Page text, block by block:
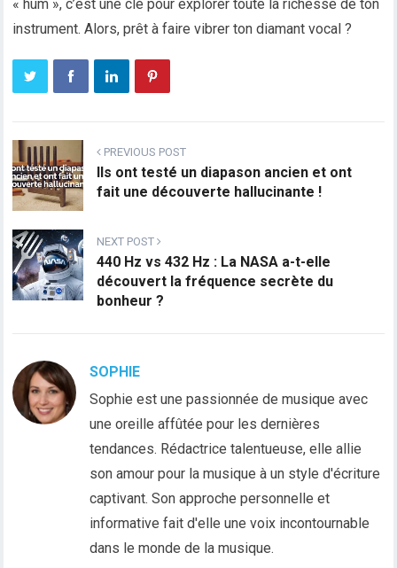
« hum », c’est une clé pour explorer toute la richesse de ton
instrument. Alors, prêt à faire vibrer ton diamant vocal ?
PREVIOUS POST
Ils ont testé un diapason ancien et ont
fait une découverte hallucinante !
NEXT POST
440 Hz vs 432 Hz : La NASA a-t-elle
découvert la fréquence secrète du
bonheur ?
SOPHIE
Sophie est une passionnée de musique avec
une oreille affûtée pour les dernières
tendances. Rédactrice talentueuse, elle allie
son amour pour la musique à un style d'écriture
captivant. Son approche personnelle et
informative fait d'elle une voix incontournable
dans le monde de la musique.